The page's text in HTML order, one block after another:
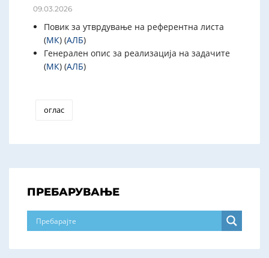
09.03.2026
Повик за утврдување на референтна листа
(МК) (АЛБ)
Генерален опис за реализација на задачите
(МК) (АЛБ)
оглас
ПРЕБАРУВАЊЕ